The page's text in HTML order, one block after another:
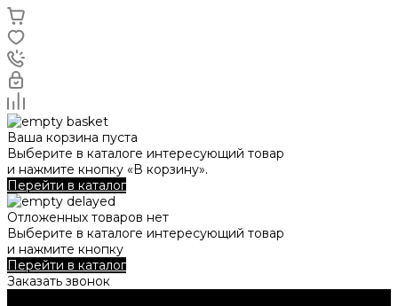
Ваша корзина пуста
Выберите в каталоге интересующий товар
и нажмите кнопку «В корзину».
Перейти в каталог
Отложенных товаров нет
Выберите в каталоге интересующий товар
и нажмите кнопку
Перейти в каталог
Заказать звонок